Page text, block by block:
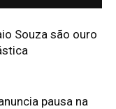
Souza são ouro
pausa na